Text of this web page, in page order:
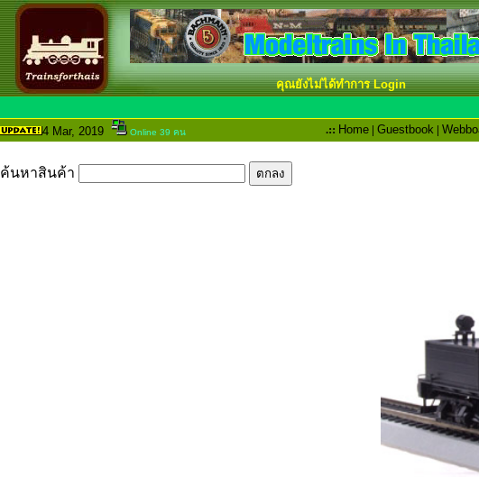
คุณยังไม่ได้ทำการ Login
4 Mar, 2019 Online 39 คน .:: Home | Guestbook |
ค้นหาสินค้า